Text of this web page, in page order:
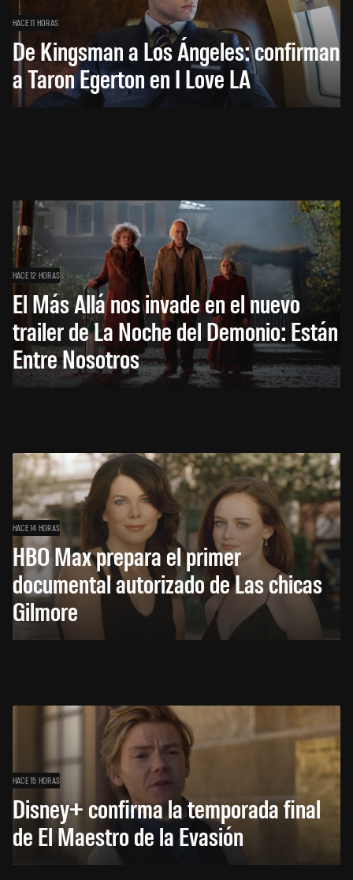
HACE 11 HORAS
De Kingsman a Los Ángeles: confirman
a Taron Egerton en I Love LA
HACE 12 HORAS
El Más Allá nos invade en el nuevo
trailer de La Noche del Demonio: Están
Entre Nosotros
HACE 14 HORAS
HBO Max prepara el primer
documental autorizado de Las chicas
Gilmore
HACE 15 HORAS
Disney+ confirma la temporada final
de El Maestro de la Evasión